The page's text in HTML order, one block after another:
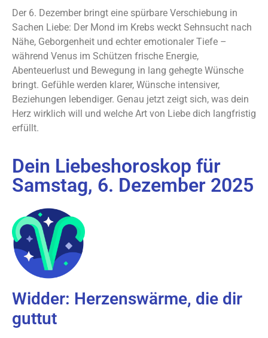
Der 6. Dezember bringt eine spürbare Verschiebung in
Sachen Liebe: Der Mond im Krebs weckt Sehnsucht nach
Nähe, Geborgenheit und echter emotionaler Tiefe –
während Venus im Schützen frische Energie,
Abenteuerlust und Bewegung in lang gehegte Wünsche
bringt. Gefühle werden klarer, Wünsche intensiver,
Beziehungen lebendiger. Genau jetzt zeigt sich, was dein
Herz wirklich will und welche Art von Liebe dich langfristig
erfüllt.
Dein Liebeshoroskop für
Samstag, 6. Dezember 2025
Widder: Herzenswärme, die dir
guttut